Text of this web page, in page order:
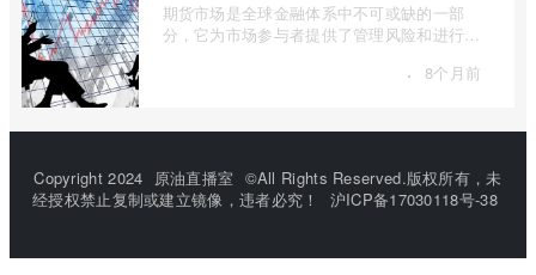
期货市场是全球金融体系中不可或缺的一部
分，它为市场参与者提供了管理风险和进行价
· 8个月前
Copyright 2024 原油直播室 ©All Rights Reserved.版权所有，未
经授权禁止复制或建立镜像，违者必究！
沪ICP备17030118号-38